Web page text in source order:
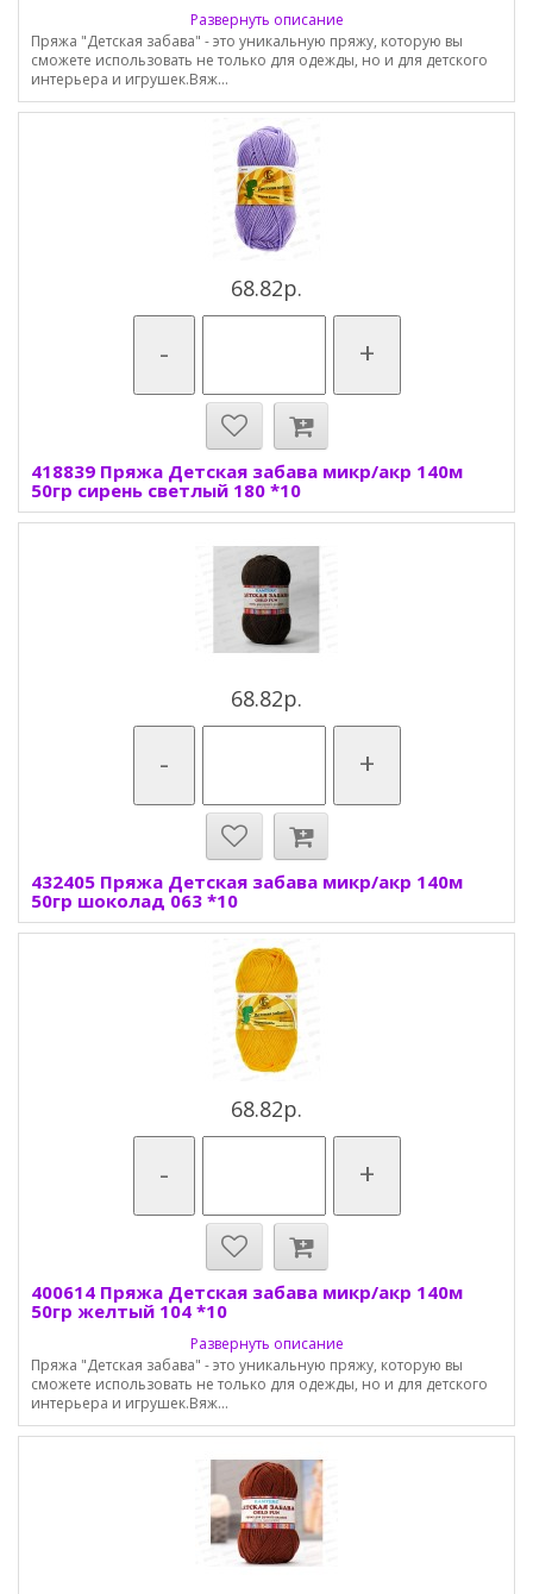
Развернуть описание
Пряжа "Детская забава" - это уникальную пряжу, которую вы
сможете использовать не только для одежды, но и для детского
интерьера и игрушек.Вяж...
68.82р.
- +
418839 Пряжа Детская забава микр/акр 140м
50гр сирень светлый 180 *10
68.82р.
- +
432405 Пряжа Детская забава микр/акр 140м
50гр шоколад 063 *10
68.82р.
- +
400614 Пряжа Детская забава микр/акр 140м
50гр желтый 104 *10
Развернуть описание
Пряжа "Детская забава" - это уникальную пряжу, которую вы
сможете использовать не только для одежды, но и для детского
интерьера и игрушек.Вяж...